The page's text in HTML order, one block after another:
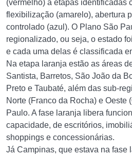
(vermelho) a etapas identificadas
flexibilização (amarelo), abertura
controlado (azul). O Plano São
regionalizado, ou seja, o estado
e cada uma delas é classificada
Na etapa laranja estão as áreas
Santista, Barretos, São João da
Preto e Taubaté, além das sub-
Norte (Franco da Rocha) e Oeste
Paulo. A fase laranja libera
capacidade, de escritórios,
shoppings e concessionárias.
Já Campinas, que estava na fase